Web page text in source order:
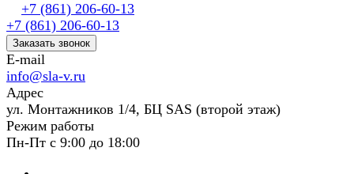
+7 (861) 206-60-13
+7 (861) 206-60-13
Заказать звонок
E-mail
info@sla-v.ru
Адрес
ул. Монтажников 1/4, БЦ SAS (второй этаж)
Режим работы
Пн-Пт с 9:00 до 18:00